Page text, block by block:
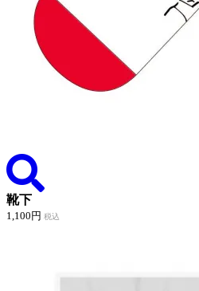
靴下
1,100円 税込